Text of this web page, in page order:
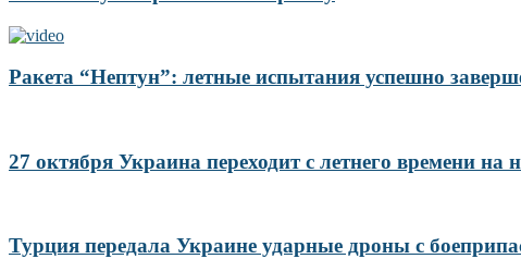
Ракета “Нептун”: летные испытания успешно
27 октября Украина переходит с летнего времени на
Турция передала Украине ударные дроны с